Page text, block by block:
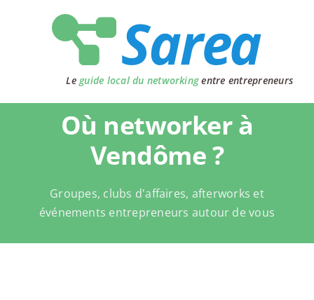
Le guide local du networkingentre entrepreneurs
Où networker à
Vendôme ?
Groupes, clubs d'affaires, afterworks et
événements entrepreneurs autour de vous